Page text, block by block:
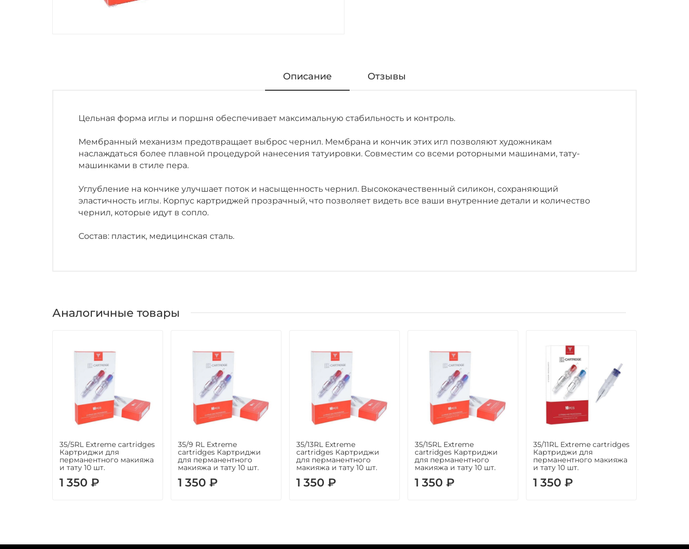
Описание Отзывы
Цельная форма иглы и поршня обеспечивает максимальную стабильность и контроль.
Мембранный механизм предотвращает выброс чернил. Мембрана и кончик этих игл позволяют художникам
наслаждаться более плавной процедурой нанесения татуировки. Совместим со всеми роторными машинами, тату-
машинками в стиле пера.
Углубление на кончике улучшает поток и насыщенность чернил. Высококачественный силикон, сохраняющий
эластичность иглы. Корпус картриджей прозрачный, что позволяет видеть все ваши внутренние детали и количество
чернил, которые идут в сопло.
Состав: пластик, медицинская сталь.
Аналогичные товары
35/5RL Extreme cartridges
Картриджи для
перманентного макияжа
и тату 10 шт.
1 350 ₽
35/9 RL Extreme
cartridges Картриджи
для перманентного
макияжа и тату 10 шт.
1 350 ₽
35/13RL Extreme
cartridges Картриджи
для перманентного
макияжа и тату 10 шт.
1 350 ₽
35/15RL Extreme
cartridges Картриджи
для перманентного
макияжа и тату 10 шт.
1 350 ₽
35/11RL Extreme cartridges
Картриджи для
перманентного макияжа
и тату 10 шт.
1 350 ₽